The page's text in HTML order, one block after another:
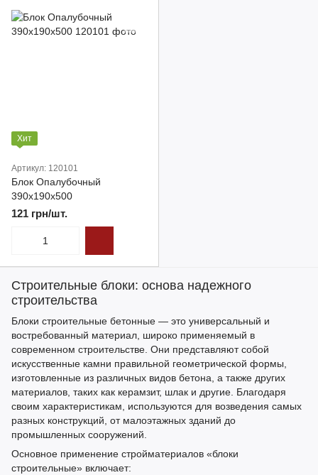
Хит
Артикул: 120101
Блок Опалубочный
390х190х500
121 грн/шт.
Строительные блоки: основа надежного
строительства
Блоки строительные бетонные — это универсальный и
востребованный материал, широко применяемый в
современном строительстве. Они представляют собой
искусственные камни правильной геометрической формы,
изготовленные из различных видов бетона, а также других
материалов, таких как керамзит, шлак и другие. Благодаря
своим характеристикам, используются для возведения самых
разных конструкций, от малоэтажных зданий до
промышленных сооружений.
Основное применение стройматериалов «блоки
строительные» включает: